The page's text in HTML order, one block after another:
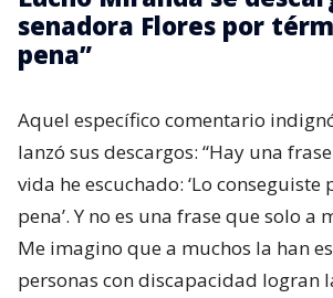
senadora Flores por
pena”
Aquel específico comentario
lanzó sus descargos: “Hay una
vida he escuchado: ‘Lo
pena’. Y no es una frase que solo a
Me imagino que a muchos la han
personas con discapacidad logran